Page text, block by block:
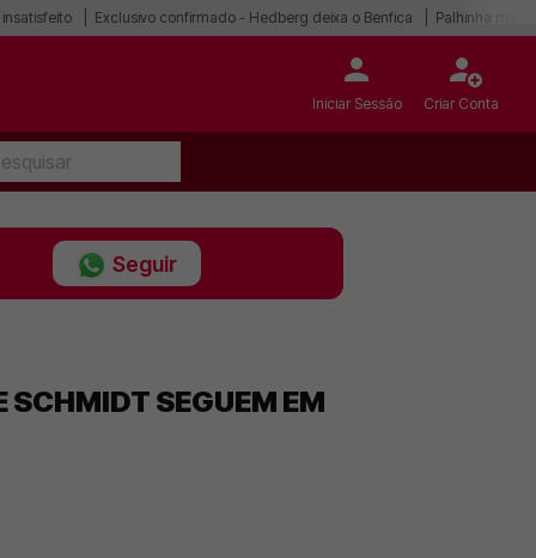
insatisfeito Exclusivo confirmado - Hedberg deixa o Benfica Palhinha mais
Iniciar Sessão Criar Conta
Seguir
SCHMIDT SEGUEM EM